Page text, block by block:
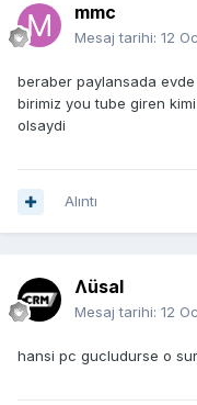
mmc
Mesaj tarihi: 12
beraber paylansada
birimiz you tube giren
olsaydi
Alıntı
Ʌüsal
Mesaj tarihi: 12
hansi pc gucludurse o